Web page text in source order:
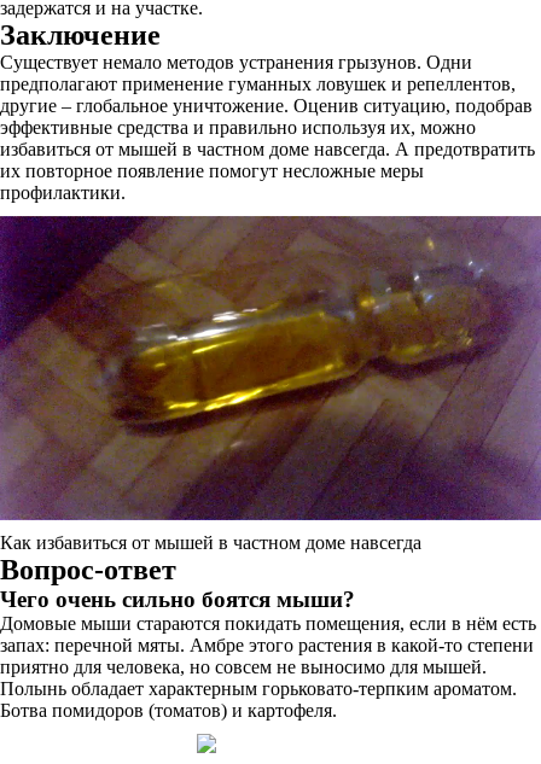
задержатся и на участке.
Заключение
Существует немало методов устранения грызунов. Одни
предполагают применение гуманных ловушек и репеллентов,
другие – глобальное уничтожение. Оценив ситуацию, подобрав
эффективные средства и правильно используя их, можно
избавиться от мышей в частном доме навсегда. А предотвратить
их повторное появление помогут несложные меры
профилактики.
Как избавиться от мышей в частном доме навсегда
Вопрос-ответ
Чего очень сильно боятся мыши?
Домовые мыши стараются покидать помещения, если в нём есть
запах: перечной мяты. Амбре этого растения в какой-то степени
приятно для человека, но совсем не выносимо для мышей.
Полынь обладает характерным горьковато-терпким ароматом.
Ботва помидоров (томатов) и картофеля.